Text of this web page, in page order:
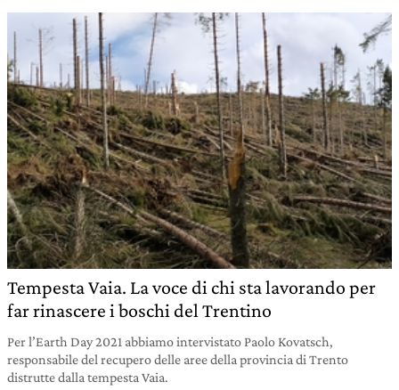
Tempesta Vaia. La voce di chi sta lavorando per
far rinascere i boschi del Trentino
Per l’Earth Day 2021 abbiamo intervistato Paolo Kovatsch,
responsabile del recupero delle aree della provincia di Trento
distrutte dalla tempesta Vaia.